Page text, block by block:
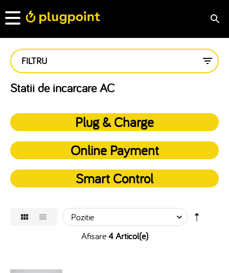
FILTRU
Statii de incarcare AC
Plug & Charge
Online Payment
Smart Control
Afisare4 Articol(e)